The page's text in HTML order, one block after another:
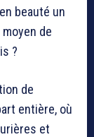
beauté un
de
?
de
entière, où
et